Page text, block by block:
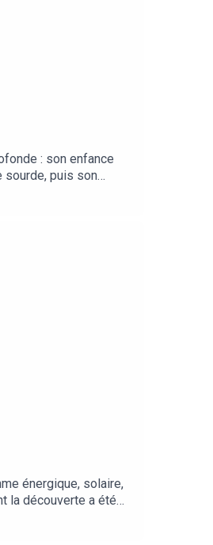
: son enfance
sourde, puis son
jusqu’à s'entêter
énergique, solaire,
la découverte a été